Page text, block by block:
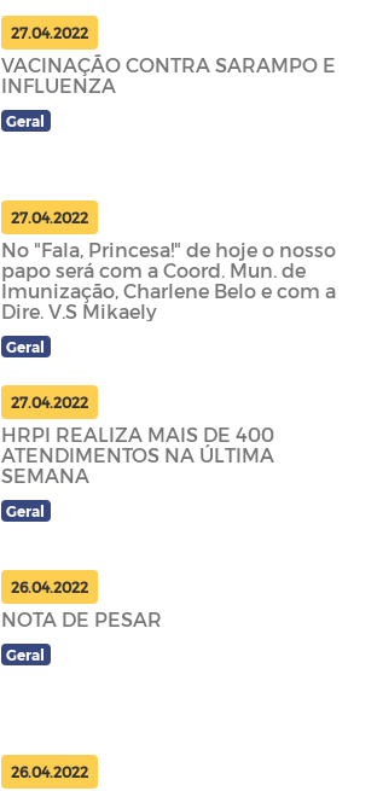
27.04.2022
VACINAÇÃO CONTRA SARAMPO E
INFLUENZA
Geral
27.04.2022
No "Fala, Princesa!" de hoje o nosso
papo será com a Coord. Mun. de
Imunização, Charlene Belo e com a
Dire. V.S Mikaely
Geral
27.04.2022
HRPI REALIZA MAIS DE 400
ATENDIMENTOS NA ÚLTIMA
SEMANA
Geral
26.04.2022
NOTA DE PESAR
Geral
26.04.2022